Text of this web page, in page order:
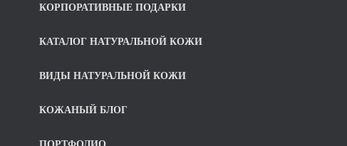
КОРПОРАТИВНЫЕ ПОДАРКИ
КАТАЛОГ НАТУРАЛЬНОЙ КОЖИ
ВИДЫ НАТУРАЛЬНОЙ КОЖИ
КОЖАНЫЙ БЛОГ